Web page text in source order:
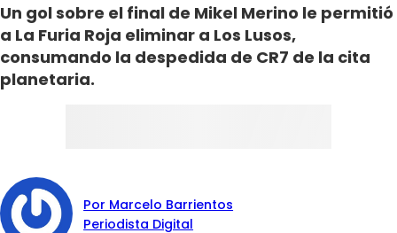
Un gol sobre el final de Mikel Merino le permitió
a La Furia Roja eliminar a Los Lusos,
consumando la despedida de CR7 de la cita
planetaria.
Por Marcelo Barrientos
Periodista Digital